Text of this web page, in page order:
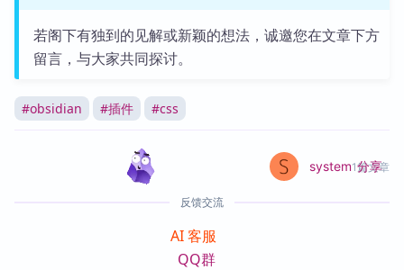
若阁下有独到的见解或新颖的想法，诚邀您在文章下方
留言，与大家共同探讨。
#obsidian #插件 #css
system1篇文章
分享
反馈交流
AI 客服
QQ群